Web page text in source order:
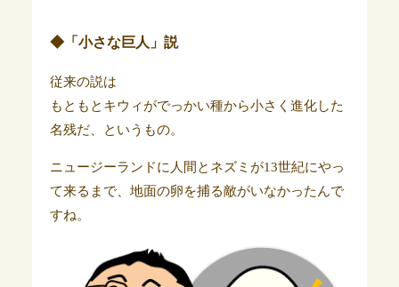
◆「小さな巨人」説
従来の説は
もともとキウィがでっかい種から小さく進化した
名残だ、というもの。
ニュージーランドに人間とネズミが13世紀にやっ
て来るまで、地面の卵を捕る敵がいなかったんで
すね。